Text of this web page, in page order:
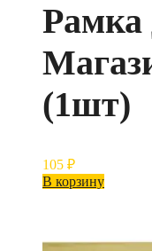
Рамка
(1шт)
105 ₽
В корзину